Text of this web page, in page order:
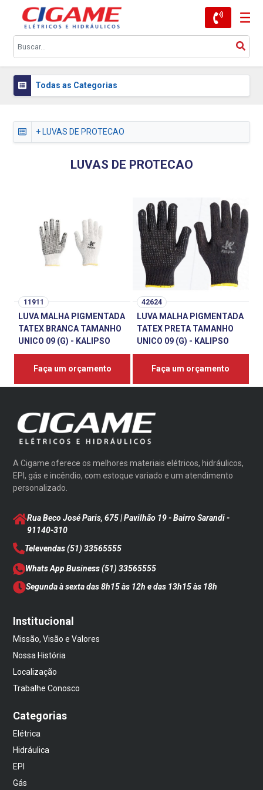
Todas as Categorias
+ LUVAS DE PROTECAO
LUVAS DE PROTECAO
11911
LUVA MALHA PIGMENTADA
TATEX BRANCA TAMANHO
UNICO 09 (G) - KALIPSO
Faça um orçamento
42624
LUVA MALHA PIGMENTADA
TATEX PRETA TAMANHO
UNICO 09 (G) - KALIPSO
Faça um orçamento
A Cigame oferece os melhores materiais elétricos, hidráulicos,
EPI, gás e incêndio, com estoque variado e um atendimento
personalizado.
Rua Beco José Paris, 675 | Pavilhão 19 - Bairro Sarandi-
91140-310
Televendas(51) 33565555
Whats App Business(51) 33565555
Segunda à sexta das 8h15 às 12h e das 13h15 às 18h
Institucional
Missão, Visão e Valores
Nossa História
Localização
Trabalhe Conosco
Categorias
Elétrica
Hidráulica
EPI
Gás